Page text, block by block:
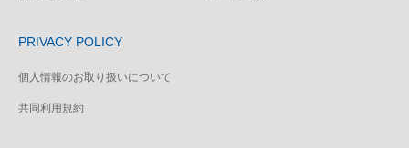
PRIVACY POLICY
個人情報のお取り扱いについて
共同利用規約